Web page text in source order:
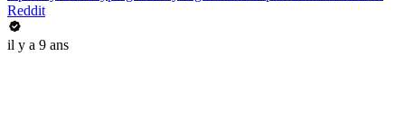
Reddit
il y a 9 ans